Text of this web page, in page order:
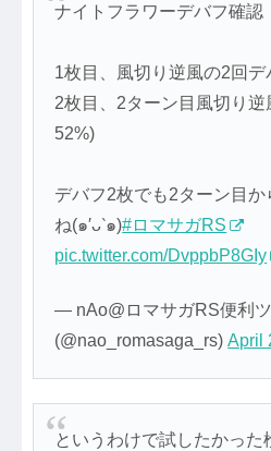
ナイトフラワーデバフ確認
1枚目、風切り逆風の2回デ
2枚目、2ターン目風切り
52%)
デバフ2枚でも2ターン目
ね(๑′ᴗ‵๑)#ロマサガRS
pic.twitter.com/DvppbP8GIy
— nAo@ロマサガRS便利
(@nao_romasaga_rs)April
というわけで試したかった